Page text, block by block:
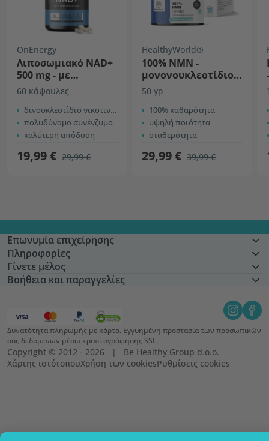
OnEnergy
Λιποσωμιακό NAD+
500 mg - με
τριμεθυλογλυκίνη
60 κάψουλες
δινουκλεοτίδιο νικοτιναμίδης αδενίνης
πολυδύναμο συνένζυμο
καλύτερη απόδοση
19,99 € 29,99 €
HealthyWorld®
100% NMN -
μονονουκλεοτίδιο
νικοτιναμιδίου
50 γρ
100% καθαρότητα
υψηλή ποιότητα
σταθερότητα
29,99 € 39,99 €
Επωνυμία επιχείρησης
Πληροφορίες
Γίνετε μέλος
Βοήθεια και παραγγελίες
Δυνατότητα πληρωμής με κάρτα. Εγγυημένη προστασία των προσωπικών
σας δεδομένων μέσω κρυπτογράφησης SSL.
Copyright © 2012 - 2026   |   Be Healthy Group d.o.o.
Χάρτης ιστότοπουΧρήση των cookiesΡυθμίσεις cookies